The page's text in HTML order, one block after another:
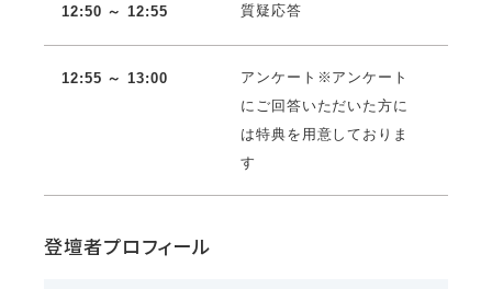
12:50 ～ 12:55 質疑応答
12:55 ～ 13:00
アンケート※アンケート
にご回答いただいた方に
は特典を用意しておりま
す
登壇者プロフィール